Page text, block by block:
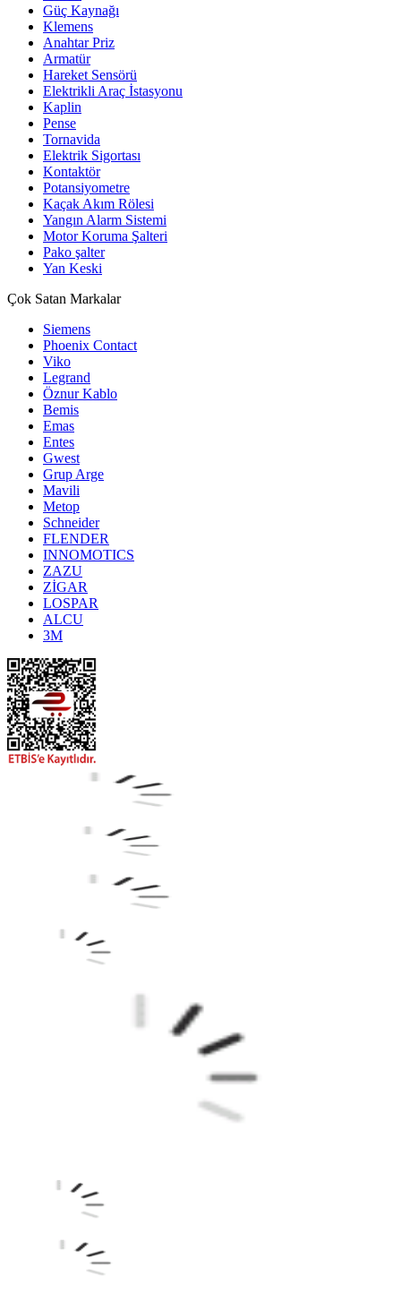
Güç Kaynağı
Klemens
Anahtar Priz
Armatür
Hareket Sensörü
Elektrikli Araç İstasyonu
Kaplin
Pense
Tornavida
Elektrik Sigortası
Kontaktör
Potansiyometre
Kaçak Akım Rölesi
Yangın Alarm Sistemi
Motor Koruma Şalteri
Pako şalter
Yan Keski
Çok Satan Markalar
Siemens
Phoenix Contact
Viko
Legrand
Öznur Kablo
Bemis
Emas
Entes
Gwest
Grup Arge
Mavili
Metop
Schneider
FLENDER
INNOMOTICS
ZAZU
ZİGAR
LOSPAR
ALCU
3M